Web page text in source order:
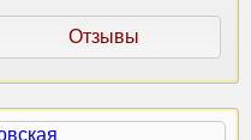
Отзывы